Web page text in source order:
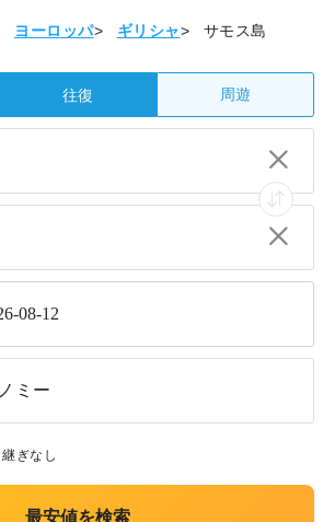
ヨーロッパ> ギリシャ> サモス島
往復 周遊
08-12
ミー
ぎなし
最安値を検索